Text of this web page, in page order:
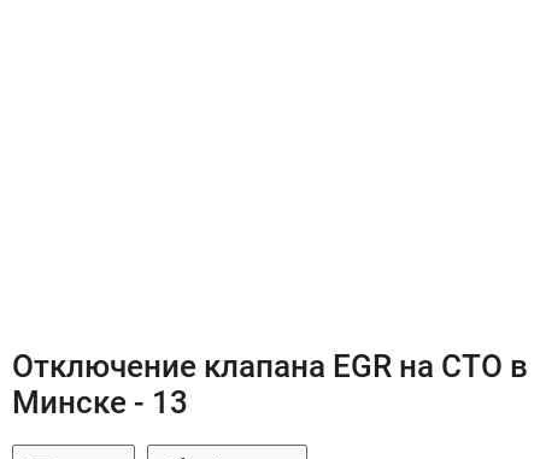
Отключение клапана EGR на СТО в
Минске - 13